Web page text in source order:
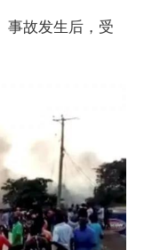
事故发生后，受